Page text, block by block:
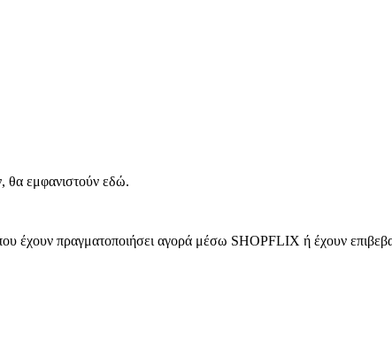
θα εμφανιστούν εδώ.
έχουν πραγματοποιήσει αγορά μέσω SHOPFLIX ή έχουν